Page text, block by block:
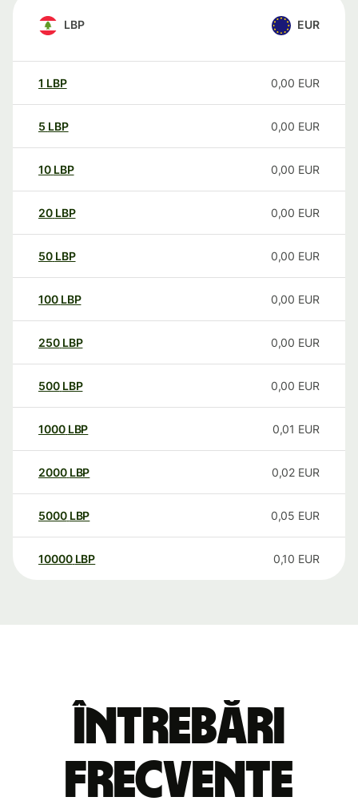
LBP EUR
1 LBP 0,00 EUR
5 LBP 0,00 EUR
10 LBP 0,00 EUR
20 LBP 0,00 EUR
50 LBP 0,00 EUR
100 LBP 0,00 EUR
250 LBP 0,00 EUR
500 LBP 0,00 EUR
1000 LBP 0,01 EUR
2000 LBP 0,02 EUR
5000 LBP 0,05 EUR
10000 LBP 0,10 EUR
Întrebări
frecvente